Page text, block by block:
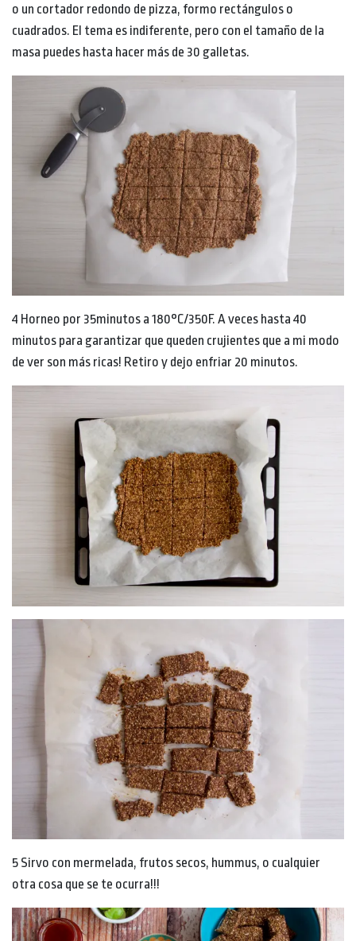
o un cortador redondo de pizza, formo rectángulos o
cuadrados. El tema es indiferente, pero con el tamaño de la
masa puedes hasta hacer más de 30 galletas.
4 Horneo por 35minutos a 180°C/350F. A veces hasta 40
minutos para garantizar que queden crujientes que a mi modo
de ver son más ricas! Retiro y dejo enfriar 20 minutos.
5 Sirvo con mermelada, frutos secos, hummus, o cualquier
otra cosa que se te ocurra!!!